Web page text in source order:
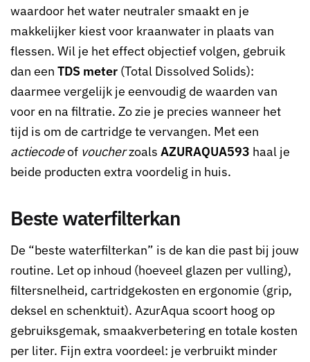
waardoor het water neutraler smaakt en je
makkelijker kiest voor kraanwater in plaats van
flessen. Wil je het effect objectief volgen, gebruik
dan een TDS meter (Total Dissolved Solids):
daarmee vergelijk je eenvoudig de waarden van
voor en na filtratie. Zo zie je precies wanneer het
tijd is om de cartridge te vervangen. Met een
actiecodeof voucherzoals AZURAQUA593 haal je
beide producten extra voordelig in huis.
Beste waterfilterkan
De “beste waterfilterkan” is de kan die past bij jouw
routine. Let op inhoud (hoeveel glazen per vulling),
filtersnelheid, cartridgekosten en ergonomie (grip,
deksel en schenktuit). AzurAqua scoort hoog op
gebruiksgemak, smaakverbetering en totale kosten
per liter. Fijn extra voordeel: je verbruikt minder